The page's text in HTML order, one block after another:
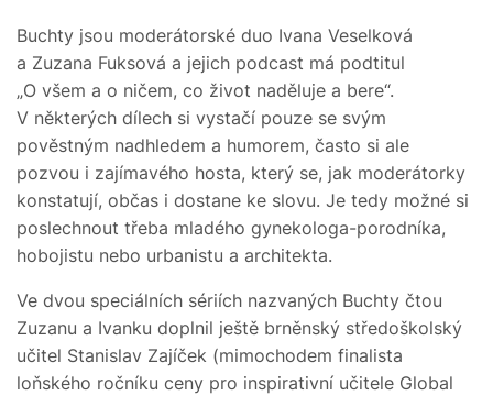
Buchty jsou moderátorské duo Ivana Veselková
a Zuzana Fuksová a jejich podcast má podtitul
„O všem a o ničem, co život naděluje a bere“.
V některých dílech si vystačí pouze se svým
pověstným nadhledem a humorem, často si ale
pozvou i zajímavého hosta, který se, jak moderátorky
konstatují, občas i dostane ke slovu. Je tedy možné si
poslechnout třeba mladého gynekologa-porodníka,
hobojistu nebo urbanistu a architekta.
Ve dvou speciálních sériích nazvaných Buchty čtou
Zuzanu a Ivanku doplnil ještě brněnský středoškolský
učitel Stanislav Zajíček (mimochodem finalista
loňského ročníku ceny pro inspirativní učitele Global